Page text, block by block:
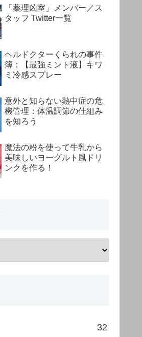
「薬理凶室」メンバー／ス
タッフ Twitter一覧
ヘルドクターくられの事件
簿：【最強ミント液】キワ
ミ冷感スプレー
意外と知らない熱中症の危
機管理：体温調節の仕組み
を知ろう
魔法の粉を使って牛乳から
美味しいヨーグルト風ドリ
ンクを作る！
32